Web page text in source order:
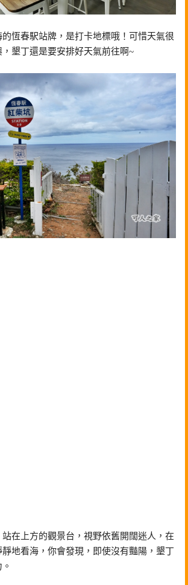
恆春駅站牌，是打卡地標哦！可惜天氣很
墾丁還是要安排好天氣前往啊~
在上方的觀景台，視野依舊開闊迷人，在
地看海，你會發現，即使沒有豔陽，墾丁